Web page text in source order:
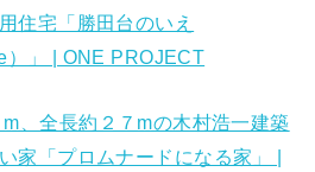
住宅「勝田台のいえ
）」 | ONE PROJECT
、全長約２７mの木村浩一建築
家「プロムナードになる家」 |